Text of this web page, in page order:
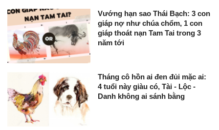
Vướng hạn sao Thái Bạch: 3 con
giáp nợ như chúa chổm, 1 con
giáp thoát nạn Tam Tai trong 3
năm tới
Tháng cô hồn ai đen đủi mặc ai:
4 tuổi này giàu có, Tài - Lộc -
Danh không ai sánh bằng